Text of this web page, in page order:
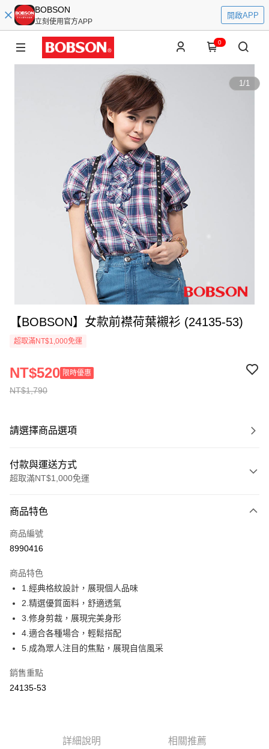
BOBSON
立刻使用官方APP
開啟APP
0
1/1
【BOBSON】女款前襟荷葉襯衫 (24135-53)
超取滿NT$1,000免運
NT$1,790
NT$520 限時優惠
請選擇商品選項
付款與運送方式
超取滿NT$1,000免運
信用卡一次付款
Apple Pay
運送方式
付款後全家取貨
每筆NT$60，滿NT$1,000(含以上)免運費
付款後萊爾富取貨
每筆NT$60，滿NT$1,000(含以上)免運費
付款後7-11取貨
每筆NT$80，滿NT$1,500(含以上)免運費
商品特色
商品編號
8990416
商品特色
1.經典格紋設計，展現個人品味
2.精選優質面料，舒適透氣
3.修身剪裁，展現完美身形
4.適合各種場合，輕鬆搭配
5.成為眾人注目的焦點，展現自信風采
銷售重點
24135-53
詳細說明 相關推薦